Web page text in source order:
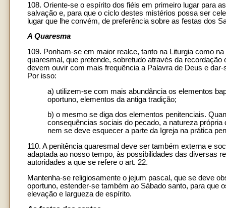
108. Oriente-se o espírito dos fiéis em primeiro lugar para
salvação e, para que o ciclo destes mistérios possa ser
lugar que lhe convém, de preferência sobre as festas dos
A Quaresma
109. Ponham-se em maior realce, tanto na Liturgia como
quaresmal, que pretende, sobretudo através da
devem ouvir com mais frequência a Palavra de Deus e
Por isso:
a) utilizem-se com mais abundância os elementos
oportuno, elementos da antiga tradição;
b) o mesmo se diga dos elementos penitenciais.
consequências sociais do pecado, a natureza
nem se deve esquecer a parte da Igreja na prática
110. A penitência quaresmal deve ser também externa e
adaptada ao nosso tempo, às possibilidades das diversas
autoridades a que se refere o art. 22.
Mantenha-se religiosamente o jejum pascal, que se deve
oportuno, estender-se também ao Sábado santo, para que
elevação e largueza de espírito.